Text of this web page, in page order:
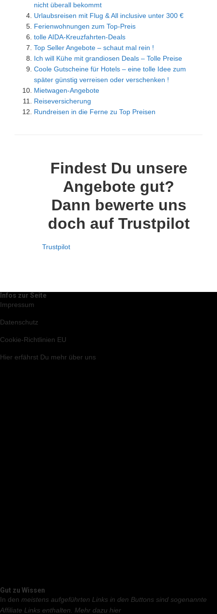
nicht überall bekommt
Urlaubsreisen mit Flug & All inclusive unter 300 €
Ferienwohnungen zum Top-Preis
tolle AIDA-Kreuzfahrten-Deals
Top Seller Angebote – schaut mal rein !
Ich will Kühe mit grandiosen Deals – Tolle Preise
Coole Gutscheine für Hotels – eine tolle Idee zum
später günstig verreisen oder verschenken !
Mietwagen-Angebote
Reiseversicherung
Rundreisen in die Ferne zu Top Preisen
Findest Du unsere
Angebote gut?
Dann bewerte uns
doch auf Trustpilot
Trustpilot
Infos zur Seite
Impressum
Datenschutz
Cookie-Richtlinien EU
Hier erfährst Du mehr über uns
Gut zu Wissen
In den meistens aufgeführten Links in den Buttons sind sogenannte
Affiliate Links enthalten. Mehr dazu hier